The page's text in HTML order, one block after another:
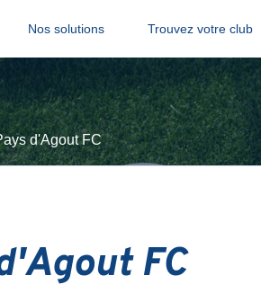
Nos solutions Trouvez votre club
d'Agout FC
FC